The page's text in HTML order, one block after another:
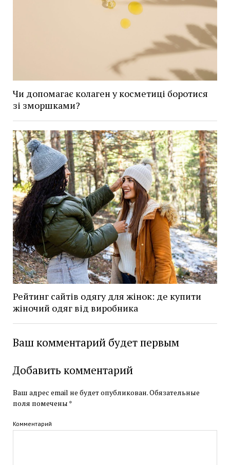
Чи допомагає колаген у косметиці боротися
зі зморшками?
Рейтинг сайтів одягу для жінок: де купити
жіночий одяг від виробника
Ваш комментарий будет первым
Добавить комментарий
Ваш адрес email не будет опубликован.Обязательные
поля помечены *
Комментарий